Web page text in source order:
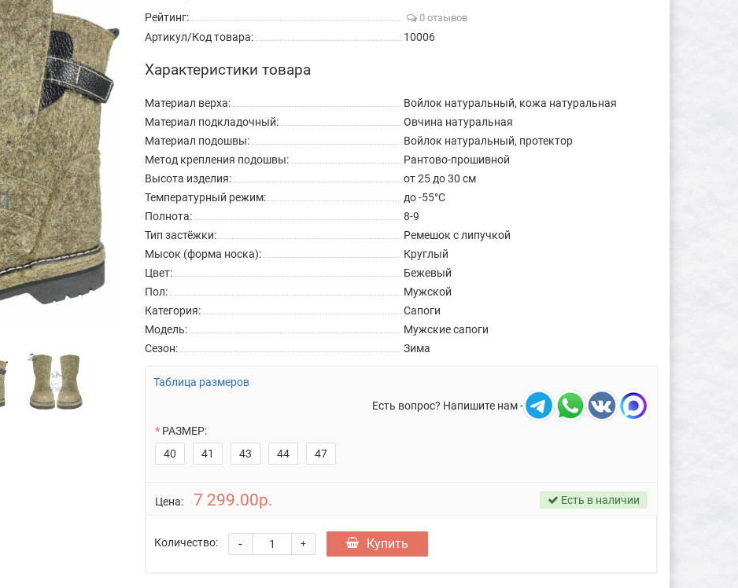
Рейтинг: 0 отзывов
Артикул/Код товара: 10006
Характеристики товара
Материал верха:
Войлок натуральный, кожа натуральная
Материал подкладочный:
Овчина натуральная
Материал подошвы:
Войлок натуральный, протектор
Метод крепления подошвы:
Рантово-прошивной
Высота изделия:
от 25 до 30 см
Температурный режим:
до -55°C
Полнота:
8-9
Тип застёжки:
Ремешок с липучкой
Мысок (форма носка):
Круглый
Цвет:
Бежевый
Пол:
Мужской
Категория:
Сапоги
Модель:
Мужские сапоги
Сезон:
Зима
Таблица размеров
Есть вопрос? Напишите нам -
РАЗМЕР:
40
41 43 44 47
Цена: 7 299.00р. Есть в наличии
Количество: +
- Купить